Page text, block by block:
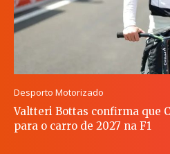
Desporto Motorizado
Valtteri Bottas confirma que
para o carro de 2027 na F1